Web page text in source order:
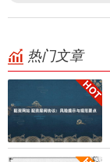
热门文章